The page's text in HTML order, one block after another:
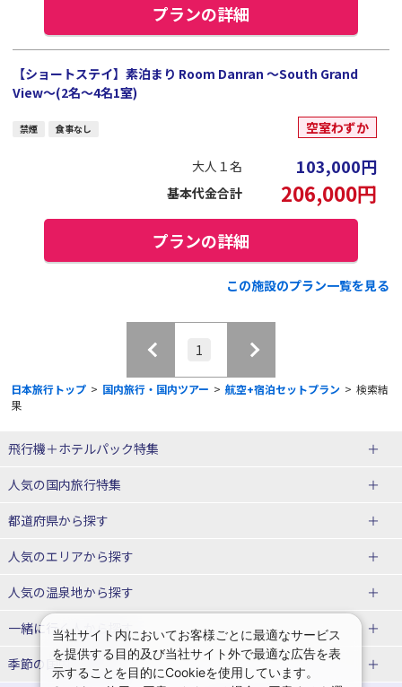
プランの詳細
【ショートステイ】素泊まり Room Danran ～South Grand
View～(2名～4名1室)
禁煙 食事なし 空室わずか
大人１名 103,000円
基本代金合計 206,000円
プランの詳細
この施設のプラン一覧を見る
1
日本旅行トップ > 国内旅行・国内ツアー > 航空+宿泊セットプラン > 検索結
果
飛行機＋ホテルパック特集
赤い風船ダイナミックパッケージ
ＪＡＬで行く飛行機+ホテルパック
人気の国内旅行特集
東京ディズニーリゾート®への旅
ユニバーサル・スタジオ・ジャパ
都道府県から探す
北海道旅行・ツアー
東北
青森旅行・ツアー
岩手旅行・ツアー
人気のエリアから探す
函館旅行
人気の温泉地から探す
北海道
湯の川温泉(北海道)
定山渓温泉(北海道)
一緒に行く人から探す
一人旅 国内版 家族・子連れ旅行 国内版
季節の国内旅行特集
当社サイト内においてお客様ごとに最適なサービス
を提供する目的及び当社サイト外で最適な広告を表
示することを目的にCookieを使用しています。